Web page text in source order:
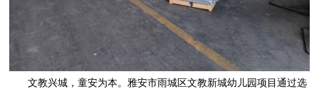
文教兴城，童安为本。雅安市雨城区文教新城幼儿园项目通过选